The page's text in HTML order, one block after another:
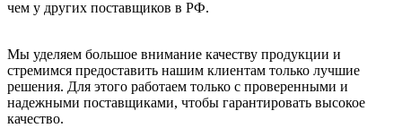
чем у других поставщиков в РФ.
Мы уделяем большое внимание качеству продукции и
стремимся предоставить нашим клиентам только лучшие
решения. Для этого работаем только с проверенными и
надежными поставщиками, чтобы гарантировать высокое
качество.